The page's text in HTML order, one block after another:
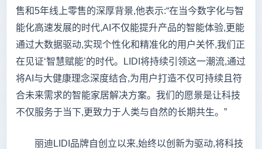
售和5年线上零售的深厚背景,他表示:“在当今数字化与智
能化高速发展的时代,AI不仅能提升产品的智能体验,更能
通过大数据驱动,实现个性化和精准化的用户关怀,我们正
在见证‘智慧赋能’的时代。LIDI将持续引领这一潮流,通过
将AI与大健康理念深度结合,为用户打造不仅可持续且符
合未来需求的智能家居解决方案。我们的愿景是让科技
不仅服务于当下,更致力于人类与自然的长期共生。”
丽迪LIDI品牌自创立以来,始终以创新为驱动,将科技